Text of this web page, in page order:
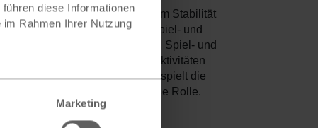
diese Informationen
Rahmen Ihrer Nutzung
Marketing
Unterstützung, um Stabilität
allem die Bereitstellung von Spiel- und
bieten die Möglichkeit dazu, Spiel- und
zu können. Kindgerechte Aktivitäten
zu stärken. Dabei spielt die
ebenfalls eine große Rolle.